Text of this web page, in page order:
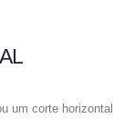
um corte horizontal